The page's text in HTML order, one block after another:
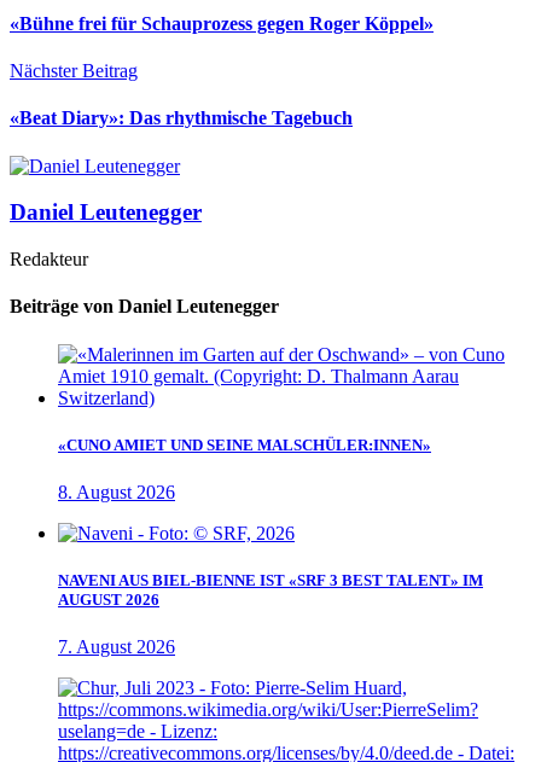
«Bühne frei für Schauprozess gegen Roger Köppel»
Nächster Beitrag
«Beat Diary»: Das rhythmische Tagebuch
Daniel Leutenegger
Redakteur
Beiträge von Daniel Leutenegger
«CUNO AMIET UND SEINE MALSCHÜLER:INNEN»
8. August 2026
NAVENI AUS BIEL-BIENNE IST «SRF 3 BEST TALENT» IM
AUGUST 2026
7. August 2026